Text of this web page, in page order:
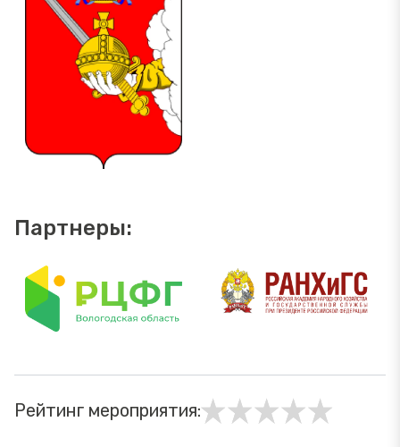
Партнеры:
Рейтинг мероприятия: